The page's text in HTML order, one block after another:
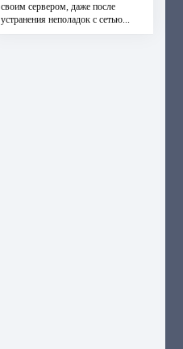
своим сервером, даже после
устранения неполадок с сетью...